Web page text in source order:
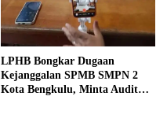
LPHB Bongkar Dugaan
Kejanggalan SPMB SMPN 2
Kota Bengkulu, Minta Audit